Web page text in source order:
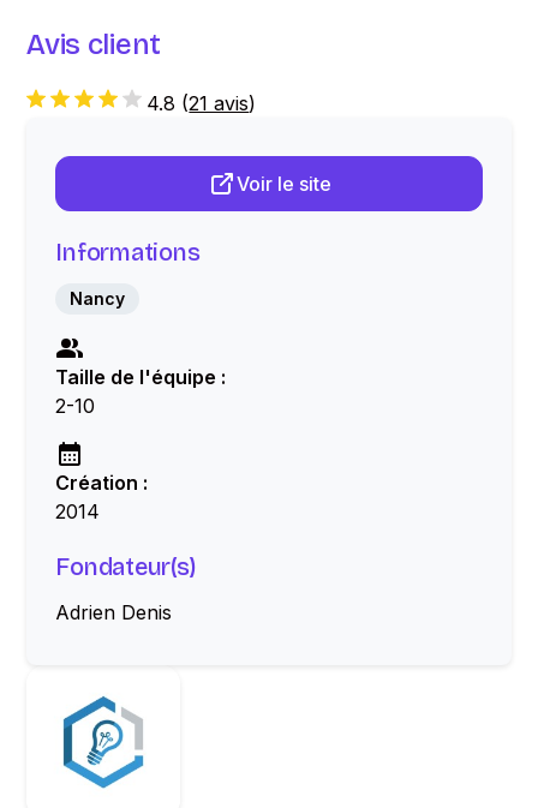
Avis client
4.8 (21 avis)
Voir le site
Informations
Nancy
Taille de l'équipe :
2-10
Création :
2014
Fondateur(s)
Adrien Denis